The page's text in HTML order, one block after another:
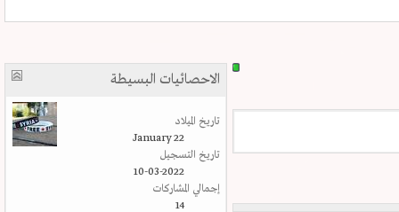
الاحصائيات البسيطة
تاريخ الميلاد
January 22
تاريخ التسجيل
10-03-2022
إجمالي المشاركات
14